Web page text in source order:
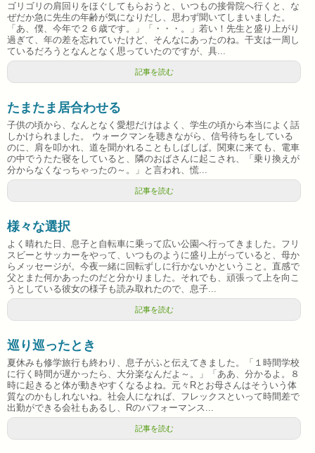
ゴリゴリの肩回りをほぐしてもらおうと、いつもの接骨院へ行くと、な
ぜだか急に先生の年齢が気になりだし、思わず聞いてしまいました。
「あ、僕、今年で２６歳です。」「・・・。」若い！先生と盛り上がり
過ぎて、年の差を忘れていたけど、そんなにあったのね。干支は一周し
ているだろうとなんとなく思っていたのですが、具...
記事を読む
たまたま居合わせる
子供の頃から、なんとなく愛想だけはよく、学生の頃から本当によく話
しかけられました。 ウォークマンを聴きながら、信号待ちをしている
のに、肩を叩かれ、道を聞かれることもしばしば。関東に来ても、電車
の中でうたた寝をしていると、隣のおばさんに起こされ、「乗り換えが
分からなくなっちゃったの～。」と言われ、慌...
記事を読む
様々な選択
よく晴れた日、息子と自転車に乗って広い公園へ行ってきました。フリ
スビーとサッカーをやって、いつものように盛り上がっていると、母か
らメッセージが。今夜一緒に回転ずしに行かないかということ。直感で
父とまた何かあったのだと分かりました。それでも、頑張って上を向こ
うとしている彼女の様子も読み取れたので、息子...
記事を読む
巡り巡ったとき
夏休みも修学旅行も終わり、息子がふと伝えてきました。「１時間学校
に行く時間が遅かったら、大分楽なんだよ～。」「ああ、分かるよ。８
時に起きると体が動きやすくなるよね。元々Rとお母さんはそういう体
質なのかもしれないね。社会人になれば、フレックスといって時間差で
出勤ができる会社もあるし、Rのパフォーマンス...
記事を読む